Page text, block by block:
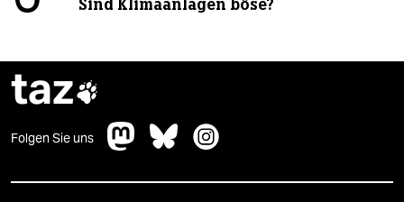
Sind Klimaanlagen böse?
taz
Folgen Sie uns